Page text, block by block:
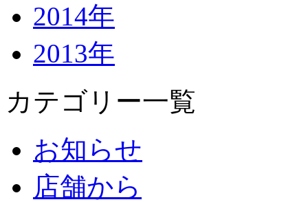
2014年
2013年
カテゴリー一覧
お知らせ
店舗から